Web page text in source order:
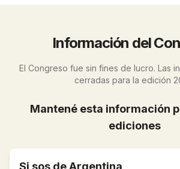
Información del
El Congreso fue sin fines de lucro. Las
cerradas para la edición
Mantené esta información
ediciones
Si sos de Argentina